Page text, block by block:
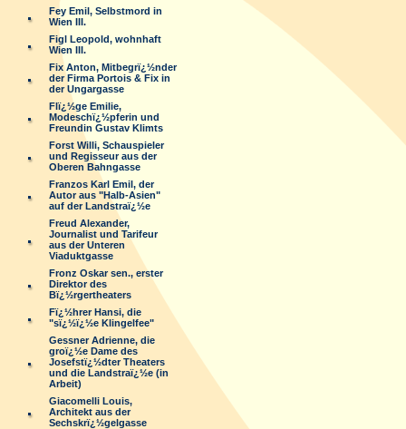
Fey Emil, Selbstmord in
Wien III.
Figl Leopold, wohnhaft
Wien III.
Fix Anton, Mitbegrï¿½nder
der Firma Portois & Fix in
der Ungargasse
Flï¿½ge Emilie,
Modeschï¿½pferin und
Freundin Gustav Klimts
Forst Willi, Schauspieler
und Regisseur aus der
Oberen Bahngasse
Franzos Karl Emil, der
Autor aus "Halb-Asien"
auf der Landstraï¿½e
Freud Alexander,
Journalist und Tarifeur
aus der Unteren
Viaduktgasse
Fronz Oskar sen., erster
Direktor des
Bï¿½rgertheaters
Fï¿½hrer Hansi, die
"sï¿½ï¿½e Klingelfee"
Gessner Adrienne, die
groï¿½e Dame des
Josefstï¿½dter Theaters
und die Landstraï¿½e (in
Arbeit)
Giacomelli Louis,
Architekt aus der
Sechskrï¿½gelgasse